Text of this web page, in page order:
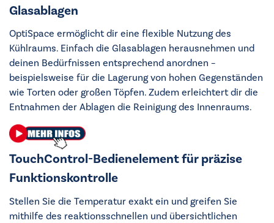
Glasablagen
OptiSpace ermöglicht dir eine flexible Nutzung des
Kühlraums. Einfach die Glasablagen herausnehmen und
deinen Bedürfnissen entsprechend anordnen –
beispielsweise für die Lagerung von hohen Gegenständen
wie Torten oder großen Töpfen. Zudem erleichtert dir die
Entnahmen der Ablagen die Reinigung des Innenraums.
TouchControl-Bedienelement für präzise
Funktionskontrolle
Stellen Sie die Temperatur exakt ein und greifen Sie
mithilfe des reaktionsschnellen und übersichtlichen